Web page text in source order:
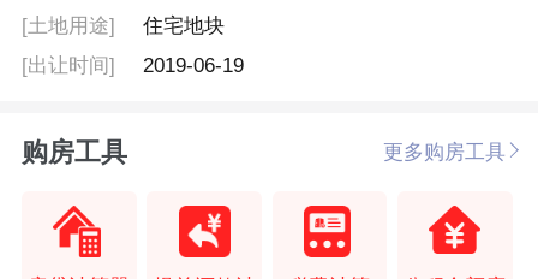
[土地用途]
住宅地块
[出让时间]
2019-06-19
购房工具 更多购房工具